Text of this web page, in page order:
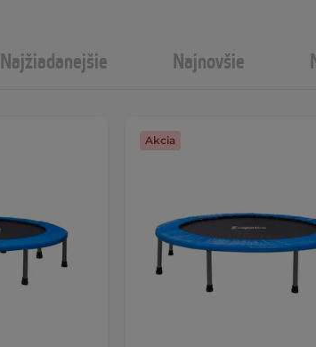
Najžiadanejšie Najnovšie
Akcia